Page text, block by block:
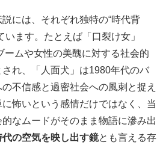
には、それぞれ独特の“時代背
います。たとえば「口裂け女」
ームや女性の美醜に対する社会的
れ、「人面犬」は1980年代のバ
不信感と過密社会への風刺と捉え
怖いという感情だけではなく、当
なムードがそのまま物語に滲み出
の空気を映し出す鏡とも言える存